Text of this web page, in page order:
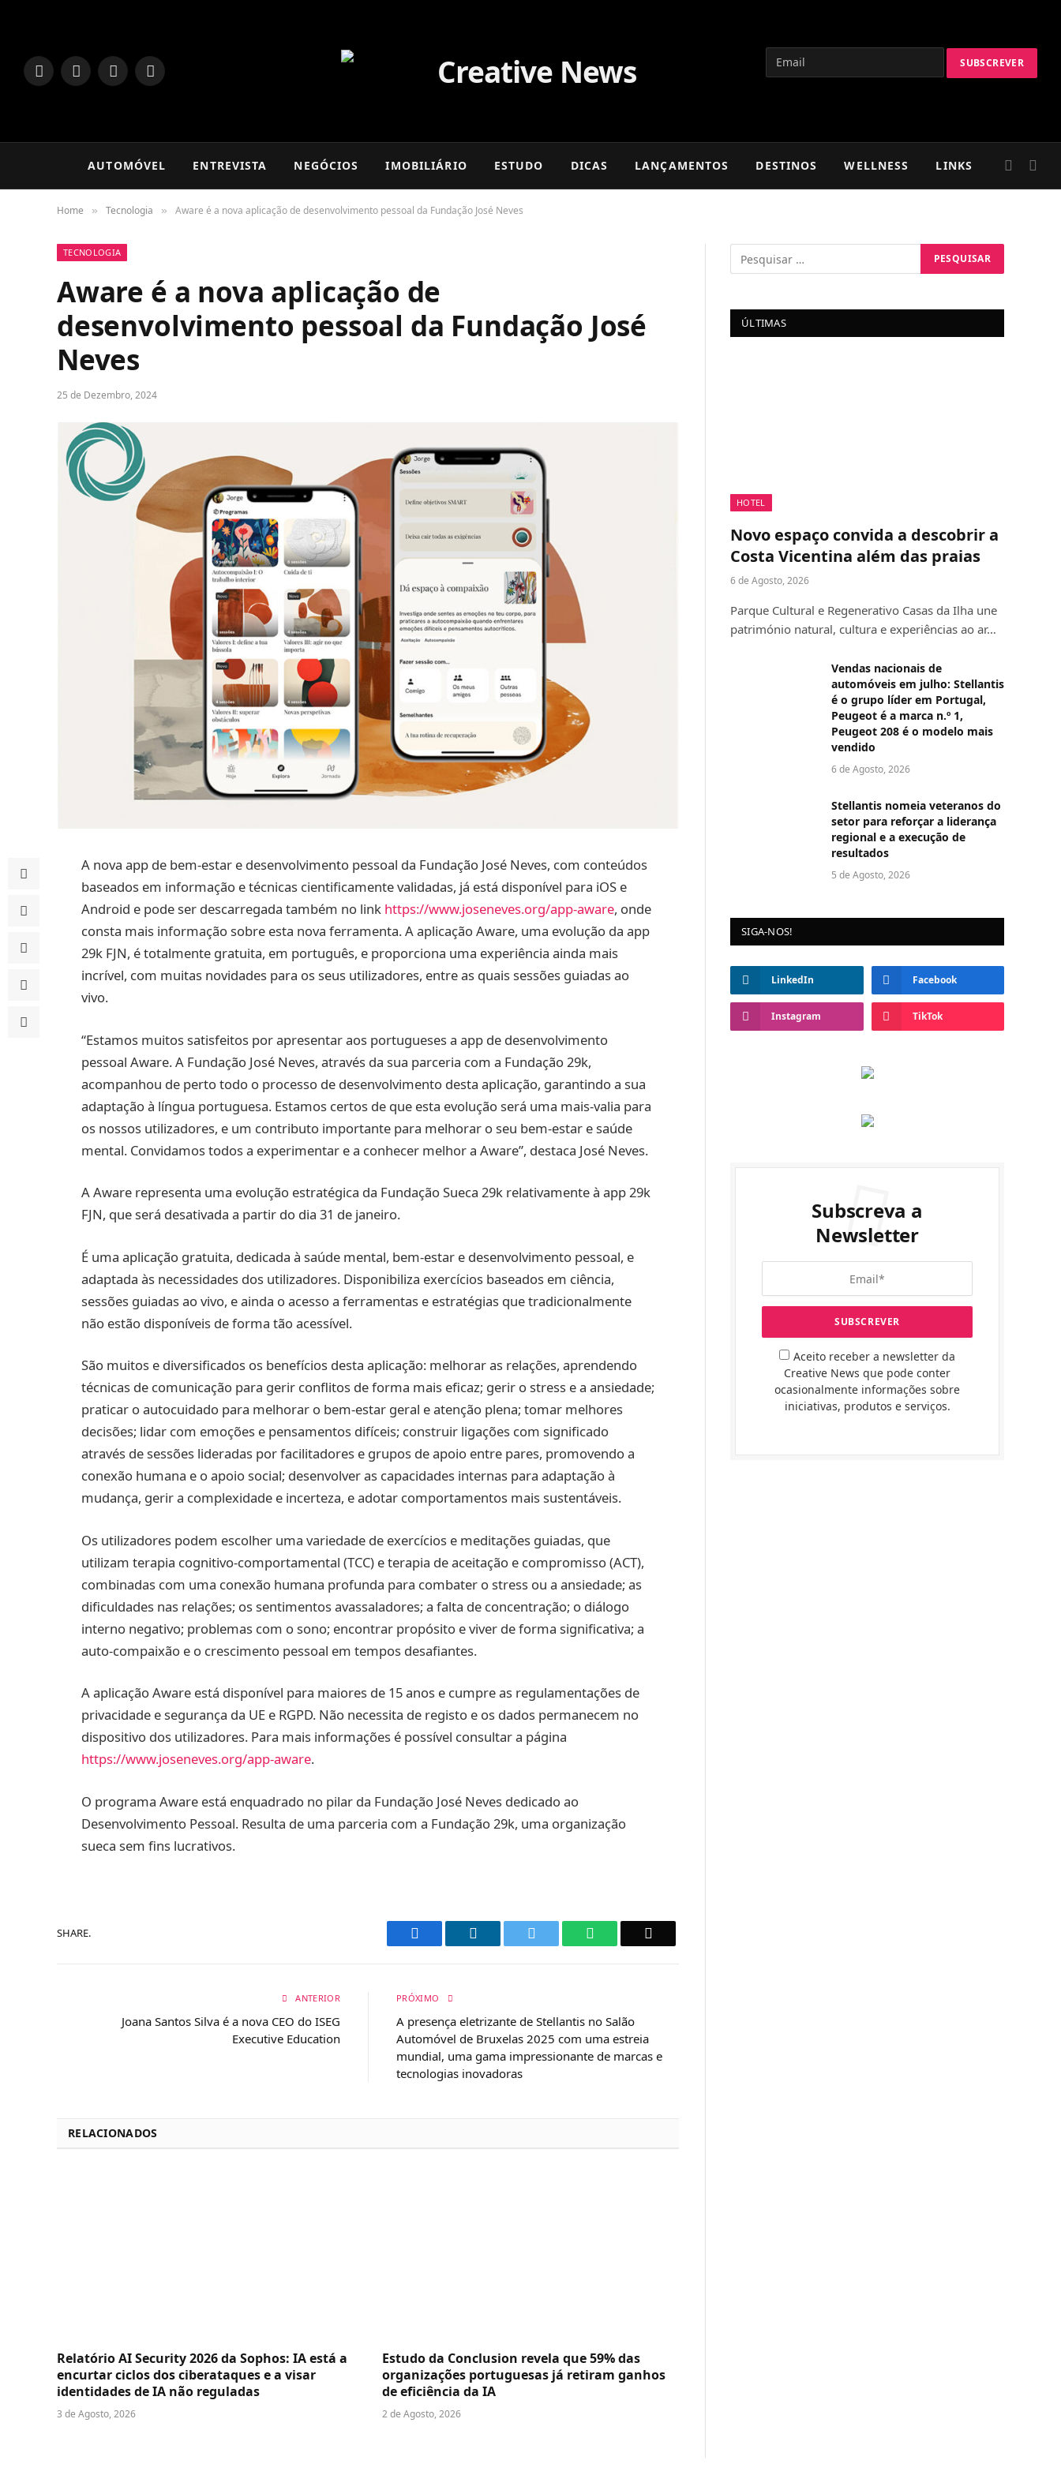
LinkedInFacebookInstagram
TikTok
AUTOMÓVEL ENTREVISTA NEGÓCIOS IMOBILIÁRIO ESTUDO DICAS LANÇAMENTOS DESTINOS WELLNESS LINKS
Home » Tecnologia » Aware é a nova aplicação de desenvolvimento pessoal da Fundação José Neves
TECNOLOGIA
Aware é a nova aplicação de
desenvolvimento pessoal da Fundação José
Neves
25 de Dezembro, 2024
A nova app de bem-estar e desenvolvimento pessoal da Fundação José Neves, com conteúdos
baseados em informação e técnicas cientificamente validadas, já está disponível para iOS e
Android e pode ser descarregada também no link https://www.joseneves.org/app-aware, onde
consta mais informação sobre esta nova ferramenta. A aplicação Aware, uma evolução da app
29k FJN, é totalmente gratuita, em português, e proporciona uma experiência ainda mais
incrível, com muitas novidades para os seus utilizadores, entre as quais sessões guiadas ao
vivo.
“Estamos muitos satisfeitos por apresentar aos portugueses a app de desenvolvimento
pessoal Aware. A Fundação José Neves, através da sua parceria com a Fundação 29k,
acompanhou de perto todo o processo de desenvolvimento desta aplicação, garantindo a sua
adaptação à língua portuguesa. Estamos certos de que esta evolução será uma mais-valia para
os nossos utilizadores, e um contributo importante para melhorar o seu bem-estar e saúde
mental. Convidamos todos a experimentar e a conhecer melhor a Aware”, destaca José Neves.
A Aware representa uma evolução estratégica da Fundação Sueca 29k relativamente à app 29k
FJN, que será desativada a partir do dia 31 de janeiro.
É uma aplicação gratuita, dedicada à saúde mental, bem-estar e desenvolvimento pessoal, e
adaptada às necessidades dos utilizadores. Disponibiliza exercícios baseados em ciência,
sessões guiadas ao vivo, e ainda o acesso a ferramentas e estratégias que tradicionalmente
não estão disponíveis de forma tão acessível.
São muitos e diversificados os benefícios desta aplicação: melhorar as relações, aprendendo
técnicas de comunicação para gerir conflitos de forma mais eficaz; gerir o stress e a ansiedade;
praticar o autocuidado para melhorar o bem-estar geral e atenção plena; tomar melhores
decisões; lidar com emoções e pensamentos difíceis; construir ligações com significado
através de sessões lideradas por facilitadores e grupos de apoio entre pares, promovendo a
conexão humana e o apoio social; desenvolver as capacidades internas para adaptação à
mudança, gerir a complexidade e incerteza, e adotar comportamentos mais sustentáveis.
Os utilizadores podem escolher uma variedade de exercícios e meditações guiadas, que
utilizam terapia cognitivo-comportamental (TCC) e terapia de aceitação e compromisso (ACT),
combinadas com uma conexão humana profunda para combater o stress ou a ansiedade; as
dificuldades nas relações; os sentimentos avassaladores; a falta de concentração; o diálogo
interno negativo; problemas com o sono; encontrar propósito e viver de forma significativa; a
auto-compaixão e o crescimento pessoal em tempos desafiantes.
A aplicação Aware está disponível para maiores de 15 anos e cumpre as regulamentações de
privacidade e segurança da UE e RGPD. Não necessita de registo e os dados permanecem no
dispositivo dos utilizadores. Para mais informações é possível consultar a página
https://www.joseneves.org/app-aware.
O programa Aware está enquadrado no pilar da Fundação José Neves dedicado ao
Desenvolvimento Pessoal. Resulta de uma parceria com a Fundação 29k, uma organização
sueca sem fins lucrativos.
SHARE. Facebook LinkedIn WhatsApp
ANTERIOR
Joana Santos Silva é a nova CEO do ISEG
Executive Education
PRÓXIMO
A presença eletrizante de Stellantis no Salão
Automóvel de Bruxelas 2025 com uma estreia
mundial, uma gama impressionante de marcas e
tecnologias inovadoras
RELACIONADOS
Relatório AI Security 2026 da Sophos: IA está a
encurtar ciclos dos ciberataques e a visar
identidades de IA não reguladas
3 de Agosto, 2026
Estudo da Conclusion revela que 59% das
organizações portuguesas já retiram ganhos
de eficiência da IA
2 de Agosto, 2026
ÚLTIMAS
HOTEL
Novo espaço convida a descobrir a
Costa Vicentina além das praias
6 de Agosto, 2026
Parque Cultural e Regenerativo Casas da Ilha une
património natural, cultura e experiências ao ar…
Vendas nacionais de
automóveis em julho: Stellantis
é o grupo líder em Portugal,
Peugeot é a marca n.º 1,
Peugeot 208 é o modelo mais
vendido
6 de Agosto, 2026
Stellantis nomeia veteranos do
setor para reforçar a liderança
regional e a execução de
resultados
5 de Agosto, 2026
SIGA-NOS!
LinkedIn Facebook
Instagram TikTok
Subscreva a
Newsletter
Aceito receber a newsletter da
Creative News que pode conter
ocasionalmente informações sobre
iniciativas, produtos e serviços.